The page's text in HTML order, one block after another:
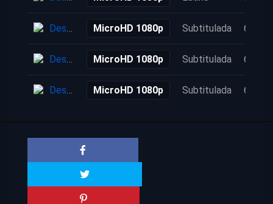
Descarga MicroHD 1080p Subtitulada 6 años
Descarga MicroHD 1080p Subtitulada 6 años
Descarga MicroHD 1080p Subtitulada 6 años